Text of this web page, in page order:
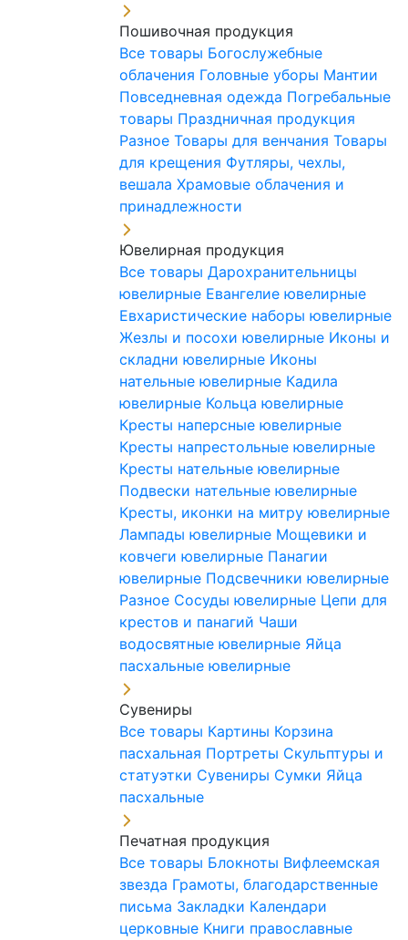
Пошивочная продукция
Все товары Богослужебные
облачения Головные уборы Мантии
Повседневная одежда Погребальные
товары Праздничная продукция
Разное Товары для венчания Товары
для крещения Футляры, чехлы,
вешала Храмовые облачения и
принадлежности
Ювелирная продукция
Все товары Дарохранительницы
ювелирные Евангелие ювелирные
Евхаристические наборы ювелирные
Жезлы и посохи ювелирные Иконы и
складни ювелирные Иконы
нательные ювелирные Кадила
ювелирные Кольца ювелирные
Кресты наперсные ювелирные
Кресты напрестольные ювелирные
Кресты нательные ювелирные
Подвески нательные ювелирные
Кресты, иконки на митру ювелирные
Лампады ювелирные Мощевики и
ковчеги ювелирные Панагии
ювелирные Подсвечники ювелирные
Разное Сосуды ювелирные Цепи для
крестов и панагий Чаши
водосвятные ювелирные Яйца
пасхальные ювелирные
Сувениры
Все товары Картины Корзина
пасхальная Портреты Скульптуры и
статуэтки Сувениры Сумки Яйца
пасхальные
Печатная продукция
Все товары Блокноты Вифлеемская
звезда Грамоты, благодарственные
письма Закладки Календари
церковные Книги православные